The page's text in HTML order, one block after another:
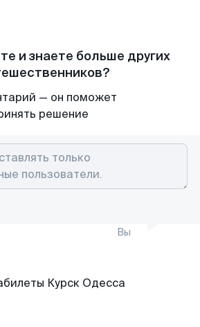
и знаете больше других
— он поможет
решение
Вы